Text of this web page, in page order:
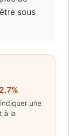
sous
une
à la